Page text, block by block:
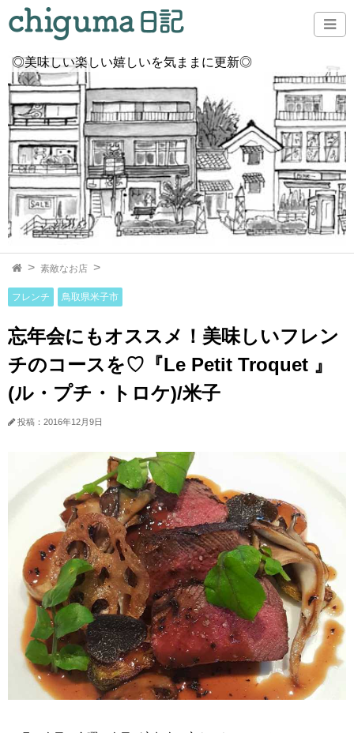
◎美味しい楽しい嬉しいを気ままに更新◎
素敵なお店
フレンチ 鳥取県米子市
忘年会にもオススメ！美味しいフレン
チのコースを♡『Le Petit Troquet 』
(ル・プチ・トロケ)/米子
投稿：2016年12月9日